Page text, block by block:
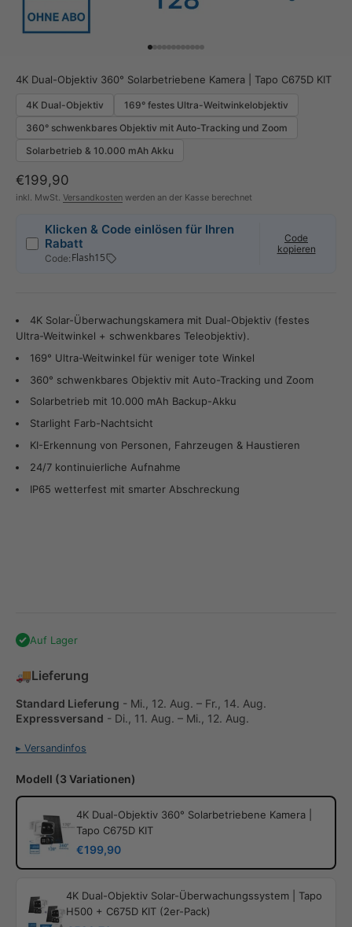
4K Dual-Objektiv 360° Solarbetriebene Kamera | Tapo C675D KIT
4K Dual-Objektiv
169° festes Ultra-Weitwinkelobjektiv
360° schwenkbares Objektiv mit Auto-Tracking und Zoom
Solarbetrieb & 10.000 mAh Akku
Angebot
€199,90
inkl. MwSt. Versandkosten werden an der Kasse berechnet
Klicken & Code einlösen für Ihren
Rabatt
Code:
Code
kopieren
4K Solar-Überwachungskamera mit Dual-Objektiv (festes
Ultra-Weitwinkel + schwenkbares Teleobjektiv).
169° Ultra-Weitwinkel für weniger tote Winkel
360° schwenkbares Objektiv mit Auto-Tracking und Zoom
Solarbetrieb mit 10.000 mAh Backup-Akku
Starlight Farb-Nachtsicht
KI-Erkennung von Personen, Fahrzeugen & Haustieren
24/7 kontinuierliche Aufnahme
IP65 wetterfest mit smarter Abschreckung
Auf Lager
🚚Lieferung
Standard Lieferung - Mi., 12. Aug. – Fr., 14. Aug.
Expressversand - Di., 11. Aug. – Mi., 12. Aug.
▸ Versandinfos
Modell (3 Variationen)
4K Dual-Objektiv 360° Solarbetriebene Kamera |
Tapo C675D KIT
€199,90
4K Dual-Objektiv Solar-Überwachungssystem | Tapo
H500 + C675D KIT (2er-Pack)